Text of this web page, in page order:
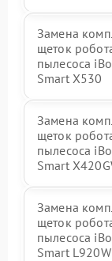
Замена
щеток
пылесоса
Smart X530
Замена
щеток
пылесоса
Smart
Замена
щеток
пылесоса
Smart